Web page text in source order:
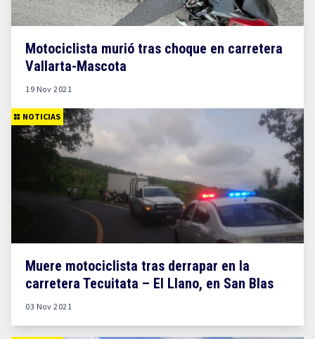
Motociclista murió tras choque en carretera
Vallarta-Mascota
19 Nov 2021
NOTICIAS
Muere motociclista tras derrapar en la
carretera Tecuitata – El Llano, en San Blas
03 Nov 2021